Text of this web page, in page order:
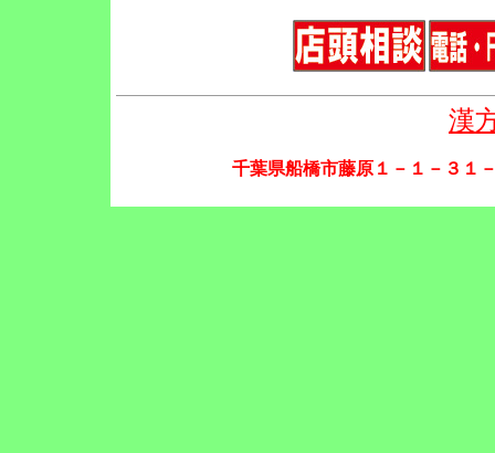
漢
千葉県船橋市藤原１－１－３１